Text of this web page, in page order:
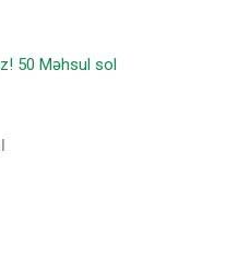
50 Məhsul sol